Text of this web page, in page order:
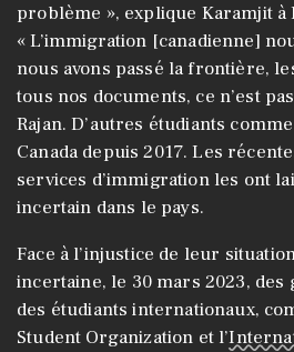
problème », explique Karamjit à
« L’immigration [canadienne]
nous avons passé la frontière,
tous nos documents, ce n’est
Rajan. D’autres étudiants
Canada depuis 2017. Les
services d’immigration les ont
incertain dans le pays.
Face à l’injustice de leur
incertaine, le 30 mars 2023, des
des étudiants internationaux,
Student Organization et l’